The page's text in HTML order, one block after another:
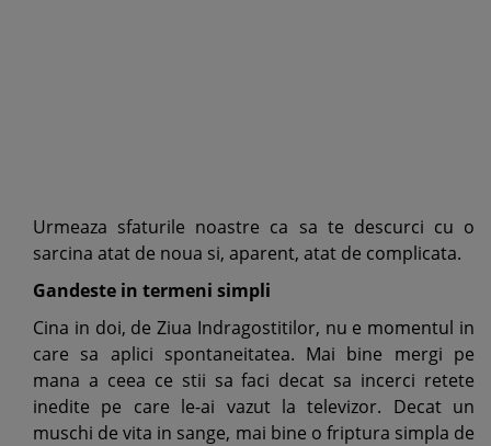
Urmeaza sfaturile noastre ca sa te descurci cu o
sarcina atat de noua si, aparent, atat de complicata.
Gandeste in termeni simpli
Cina in doi, de Ziua Indragostitilor, nu e momentul in
care sa aplici spontaneitatea. Mai bine mergi pe
mana a ceea ce stii sa faci decat sa incerci retete
inedite pe care le-ai vazut la televizor. Decat un
muschi de vita in sange, mai bine o friptura simpla de